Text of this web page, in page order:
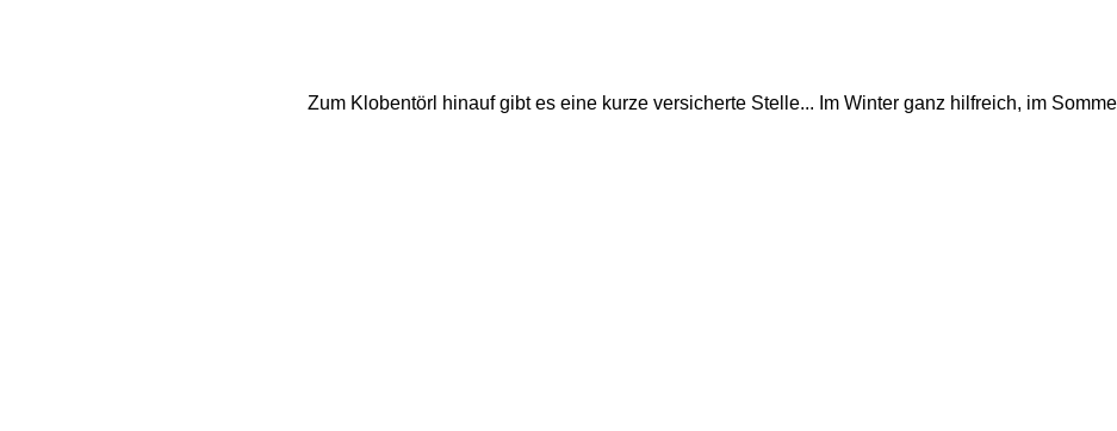
Zum Klobentörl hinauf gibt es eine kurze versicherte Stelle... Im Winter ganz hilfreich, im